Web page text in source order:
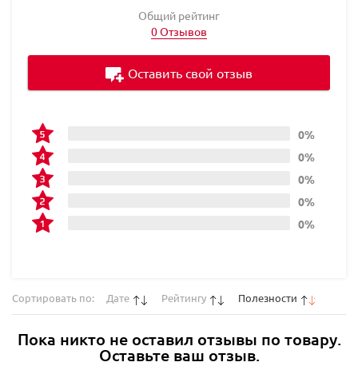
Общий рейтинг
0 Отзывов
0%
0%
0%
0%
0%
Оставить свой отзыв
Сортировать по: Дате Рейтингу Полезности
Пока никто не оставил отзывы по товару.
Оставьте ваш отзыв.